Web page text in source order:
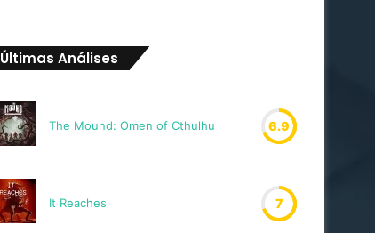
Últimas Análises
The Mound: Omen of Cthulhu 6.9
It Reaches 7